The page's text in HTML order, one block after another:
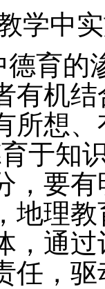
学中
育的
有机
所想
于知
，要
地理
，通
任，